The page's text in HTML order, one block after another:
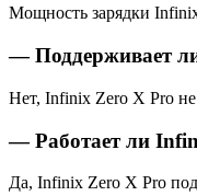
Мощность зарядки
— Поддерживает
Нет, Infinix Zero X Pro не
— Работает ли
Да, Infinix Zero X Pro